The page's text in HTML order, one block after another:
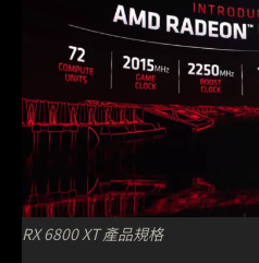
RX 6800 XT 產品規格